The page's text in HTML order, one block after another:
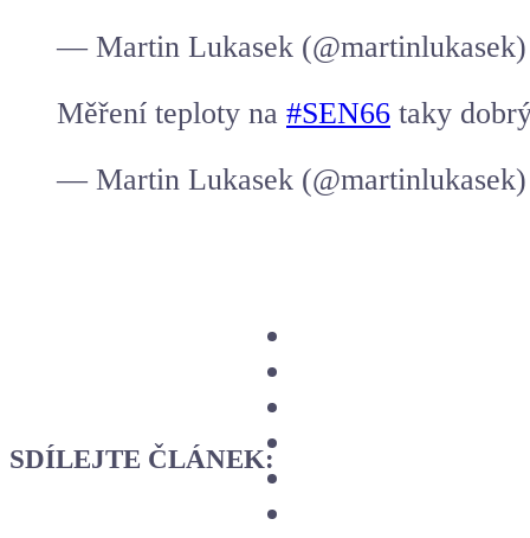
— Martin Lukasek
Měření teploty na #SEN66 taky
— Martin Lukasek
SDÍLEJTE ČLÁNEK: